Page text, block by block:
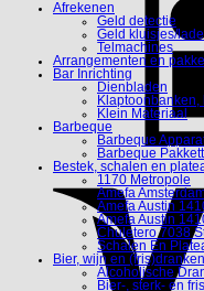
Afrekenen
Geld detectie
Geld kluisjes/
Telmachines
Arrangementen en
Bar Inrichting
Dienbladen
Klaptoonbanken,
Klein Materiaal
Barbeque
Barbeque
Barbeque
Bestek, schalen en
1170 Metropole
Amefa
Amefa Austin
Amefa Austin
Chuletero 7038
Schalen En
Bier, wijn en (fris)dranken
Alcoholische
Bier-, sterk- en